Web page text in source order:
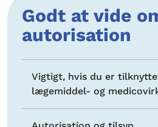
Godt at vide
autorisation
Vigtigt, hvis du er
lægemiddel- og